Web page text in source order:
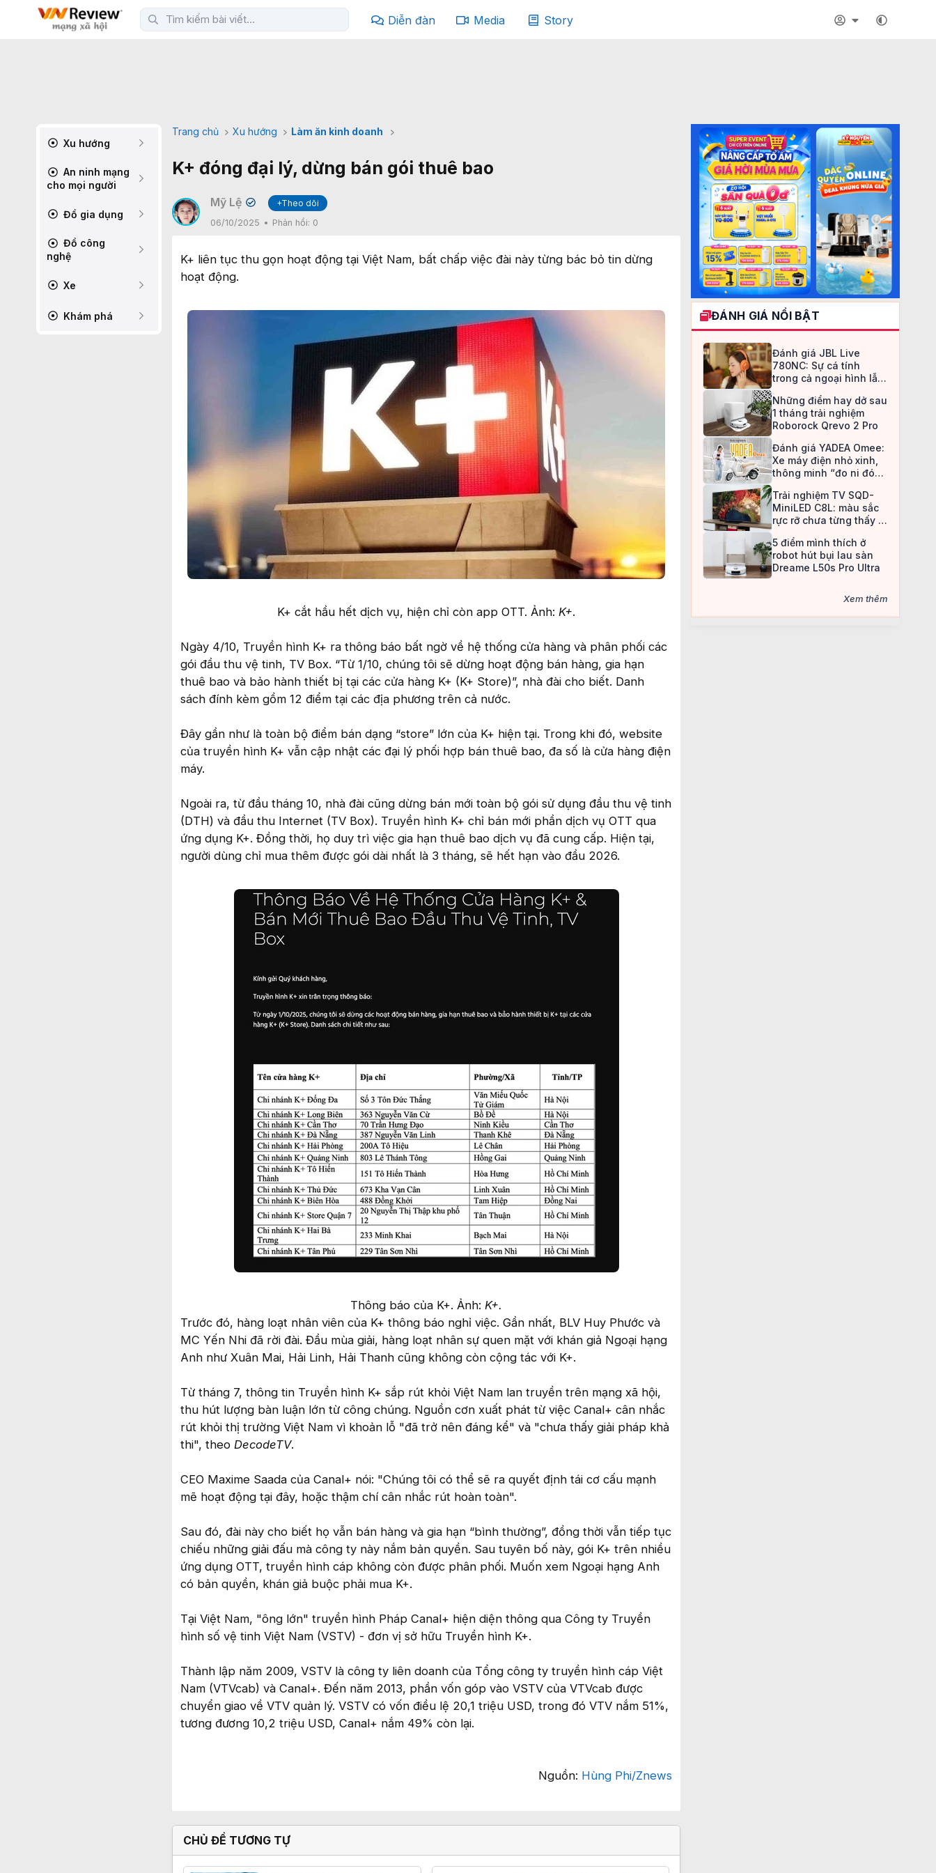
Diễn đàn Media Story
Xu hướng
An ninh mạng
cho mọi người
Đồ gia dụng
Đồ công
nghệ
Xe
Khám phá
Trang chủ Xu hướng Làm ăn kinh doanh
K+ đóng đại lý, dừng bán gói thuê bao
Mỹ Lệ ✔
+Theo dõi
06/10/2025
Phản hồi: 0
K+ liên tục thu gọn hoạt động tại Việt Nam, bất chấp việc đài này từng bác bỏ tin dừng
hoạt động.
K+ cắt hầu hết dịch vụ, hiện chỉ còn app OTT. Ảnh: K+.​
Ngày 4/10, Truyền hình K+ ra thông báo bất ngờ về hệ thống cửa hàng và phân phối các
gói đầu thu vệ tinh, TV Box. “Từ 1/10, chúng tôi sẽ dừng hoạt động bán hàng, gia hạn
thuê bao và bảo hành thiết bị tại các cửa hàng K+ (K+ Store)”, nhà đài cho biết. Danh
sách đính kèm gồm 12 điểm tại các địa phương trên cả nước.
Đây gần như là toàn bộ điểm bán dạng “store” lớn của K+ hiện tại. Trong khi đó, website
của truyền hình K+ vẫn cập nhật các đại lý phối hợp bán thuê bao, đa số là cửa hàng điện
máy.
Ngoài ra, từ đầu tháng 10, nhà đài cũng dừng bán mới toàn bộ gói sử dụng đầu thu vệ tinh
(DTH) và đầu thu Internet (TV Box). Truyền hình K+ chỉ bán mới phần dịch vụ OTT qua
ứng dụng K+. Đồng thời, họ duy trì việc gia hạn thuê bao dịch vụ đã cung cấp. Hiện tại,
người dùng chỉ mua thêm được gói dài nhất là 3 tháng, sẽ hết hạn vào đầu 2026.
Thông báo của K+. Ảnh: K+.
Trước đó, hàng loạt nhân viên của K+ thông báo nghỉ việc. Gần nhất, BLV Huy Phước và
MC Yến Nhi đã rời đài. Đầu mùa giải, hàng loạt nhân sự quen mặt với khán giả Ngoại hạng
Anh như Xuân Mai, Hải Linh, Hải Thanh cũng không còn cộng tác với K+.
Từ tháng 7, thông tin Truyền hình K+ sắp rút khỏi Việt Nam lan truyền trên mạng xã hội,
thu hút lượng bàn luận lớn từ công chúng. Nguồn cơn xuất phát từ việc Canal+ cân nhắc
rút khỏi thị trường Việt Nam vì khoản lỗ "đã trở nên đáng kể" và "chưa thấy giải pháp khả
thi", theo DecodeTV.
CEO Maxime Saada của Canal+ nói: "Chúng tôi có thể sẽ ra quyết định tái cơ cấu mạnh
mẽ hoạt động tại đây, hoặc thậm chí cân nhắc rút hoàn toàn".
Sau đó, đài này cho biết họ vẫn bán hàng và gia hạn “bình thường”, đồng thời vẫn tiếp tục
chiếu những giải đấu mà công ty này nắm bản quyền. Sau tuyên bố này, gói K+ trên nhiều
ứng dụng OTT, truyền hình cáp không còn được phân phối. Muốn xem Ngoại hạng Anh
có bản quyền, khán giả buộc phải mua K+.
Tại Việt Nam, "ông lớn" truyền hình Pháp Canal+ hiện diện thông qua Công ty Truyền
hình số vệ tinh Việt Nam (VSTV) - đơn vị sở hữu Truyền hình K+.
Thành lập năm 2009, VSTV là công ty liên doanh của Tổng công ty truyền hình cáp Việt
Nam (VTVcab) và Canal+. Đến năm 2013, phần vốn góp vào VSTV của VTVcab được
chuyển giao về VTV quản lý. VSTV có vốn điều lệ 20,1 triệu USD, trong đó VTV nắm 51%,
tương đương 10,2 triệu USD, Canal+ nắm 49% còn lại.
Nguồn: Hùng Phi/Znews
CHỦ ĐỀ TƯƠNG TỰ
ĐÁNH GIÁ NỔI BẬT
Đánh giá JBL Live
780NC: Sự cá tính
trong cả ngoại hình lẫn
Những điểm hay dở sau
1 tháng trải nghiệm
Roborock Qrevo 2 Pro
Đánh giá YADEA Omee:
Xe máy điện nhỏ xinh,
thông minh “đo ni đóng
Trải nghiệm TV SQD-
MiniLED C8L: màu sắc
rực rỡ chưa từng thấy ở
5 điểm mình thích ở
robot hút bụi lau sàn
Dreame L50s Pro Ultra
Xem thêm